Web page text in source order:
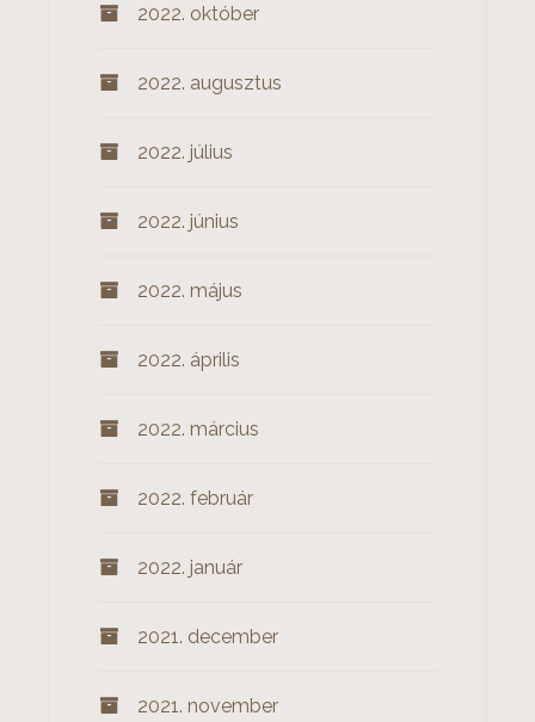
2022. október
2022. augusztus
2022. július
2022. június
2022. május
2022. április
2022. március
2022. február
2022. január
2021. december
2021. november